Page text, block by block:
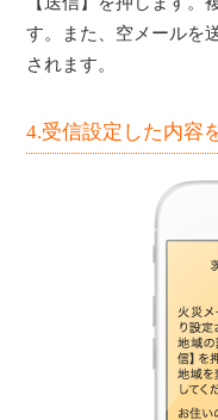
す。また、空メールを
されます。
4.受信設定した内容